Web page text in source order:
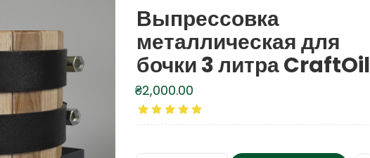
Выпрессовка
металлическая для
бочки 3 литра CraftOil
₴2,000.00